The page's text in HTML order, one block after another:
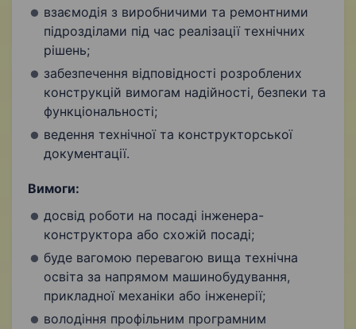
взаємодія з виробничими та ремонтними
підрозділами під час реалізації технічних
рішень;
забезпечення відповідності розроблених
конструкцій вимогам надійності, безпеки та
функціональності;
ведення технічної та конструкторської
документації.
Вимоги:
досвід роботи на посаді інженера-
конструктора або схожій посаді;
буде вагомою перевагою вища технічна
освіта за напрямом машинобудування,
прикладної механіки або інженерії;
володіння профільним програмним